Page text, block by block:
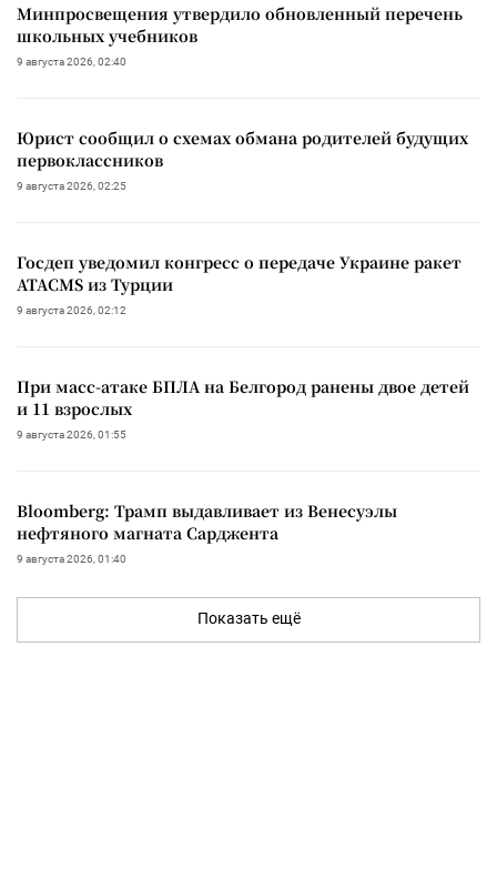
Минпросвещения утвердило обновленный перечень
школьных учебников
9 августа 2026, 02:40
Юрист сообщил о схемах обмана родителей будущих
первоклассников
9 августа 2026, 02:25
Госдеп уведомил конгресс о передаче Украине ракет
ATACMS из Турции
9 августа 2026, 02:12
При масс-атаке БПЛА на Белгород ранены двое детей
и 11 взрослых
9 августа 2026, 01:55
Bloomberg: Трамп выдавливает из Венесуэлы
нефтяного магната Сарджента
9 августа 2026, 01:40
Показать ещё